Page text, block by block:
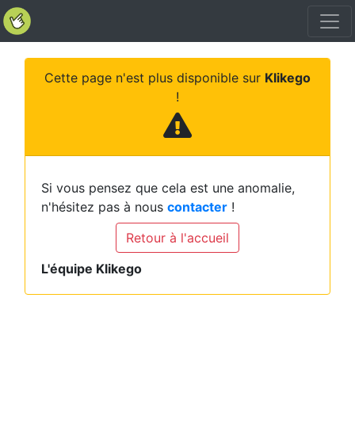
Cette page n'est plus disponible sur Klikego
!
Si vous pensez que cela est une anomalie,
n'hésitez pas à nous contacter !
Retour à l'accueil
L'équipe Klikego